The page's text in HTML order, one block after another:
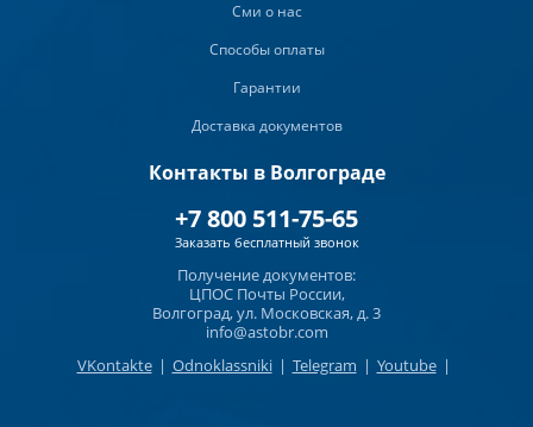
Сми о нас
Способы оплаты
Гарантии
Доставка документов
Контакты в Волгограде
+7 800 511-75-65
Заказать бесплатный звонок
Получение документов:
ЦПОС Почты России,
Волгоград, ул. Московская, д. 3
info@astobr.com
VKontakte | Odnoklassniki | Telegram | Youtube |